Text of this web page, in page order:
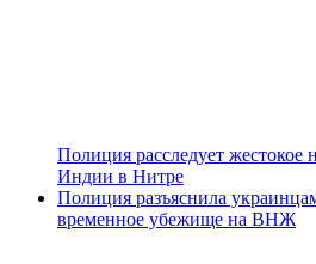
Полиция расследует жестокое
Индии в Нитре
Полиция разъяснила
временное убежище на ВНЖ